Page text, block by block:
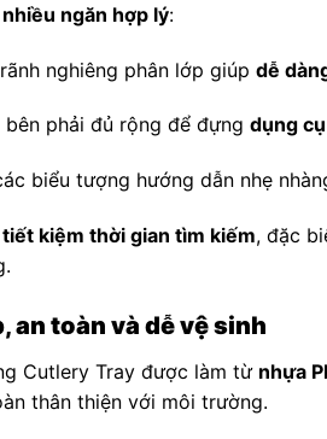
nhiều ngăn hợp lý:
nghiêng phân lớp giúp dễ
phải đủ rộng để đựng dụng
biểu tượng hướng dẫn nhẹ
tiết kiệm thời gian tìm kiếm, đặc
an toàn và dễ vệ sinh
Cutlery Tray được làm từ nhựa
thân thiện với môi trường.